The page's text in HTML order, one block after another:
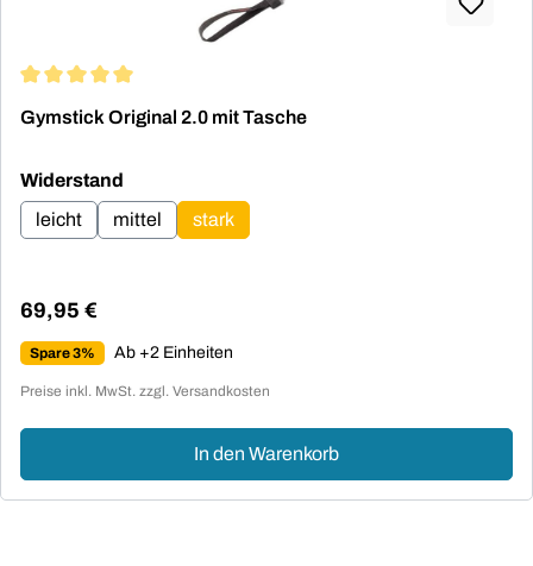
Gymstick Original 2.0 mit Tasche
Widerstand
leicht
mittel stark
Regulärer Preis:
69,95 €
Spare 3% Ab +2 Einheiten
Preise inkl. MwSt. zzgl. Versandkosten
In den Warenkorb